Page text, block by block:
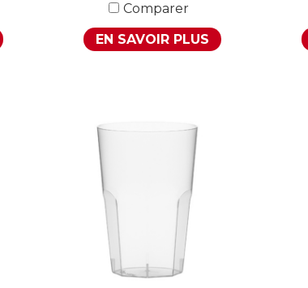
Comparer
EN SAVOIR PLUS